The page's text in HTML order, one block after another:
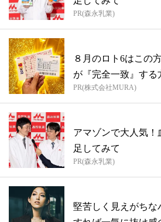
PR(森永乳業)
８月のロト6はこの
が『完全一致』する
PR(株式会社MURA)
アマゾンで大人気！
足してみて
PR(森永乳業)
堅苦しく見えがちな